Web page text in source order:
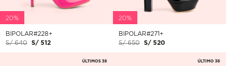
20%
BIPOLAR#228+
S/ 640
S/ 512
20%
BIPOLAR#271+
S/ 650
S/ 520
ÚLTIMOS 38 ÚLTIMO 38